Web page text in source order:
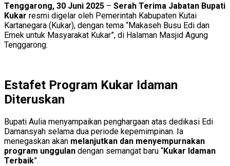
Tenggarong, 30 Juni 2025 – Serah Terima Jabatan Bupati
Kukar resmi digelar oleh Pemerintah Kabupaten Kutai
Kartanegara (Kukar), dengan tema “Makaseh Busu Edi dan
Emek untuk Masyarakat Kukar”, di Halaman Masjid Agung
Tenggarong.
Estafet Program Kukar Idaman
Diteruskan
Bupati Aulia menyampaikan penghargaan atas dedikasi Edi
Damansyah selama dua periode kepemimpinan. Ia
menegaskan akan melanjutkan dan menyempurnakan
program unggulan dengan semangat baru “Kukar Idaman
Terbaik”.